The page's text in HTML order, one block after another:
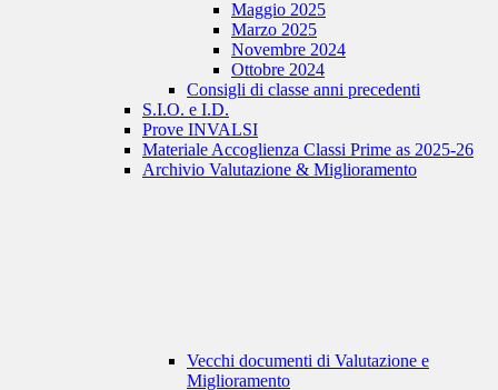
Maggio 2025
Marzo 2025
Novembre 2024
Ottobre 2024
Consigli di classe anni precedenti
S.I.O. e I.D.
Prove INVALSI
Materiale Accoglienza Classi Prime as 2025-26
Archivio Valutazione & Miglioramento
Vecchi documenti di Valutazione e
Miglioramento